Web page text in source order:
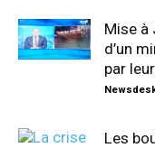
Mise à
d’un
par
Les